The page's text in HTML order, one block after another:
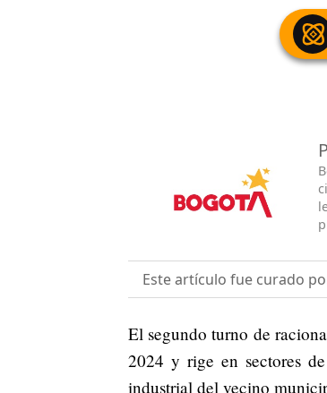
Este artículo fue curado
El segundo turno de
2024 y rige en sectores
industrial del vecino